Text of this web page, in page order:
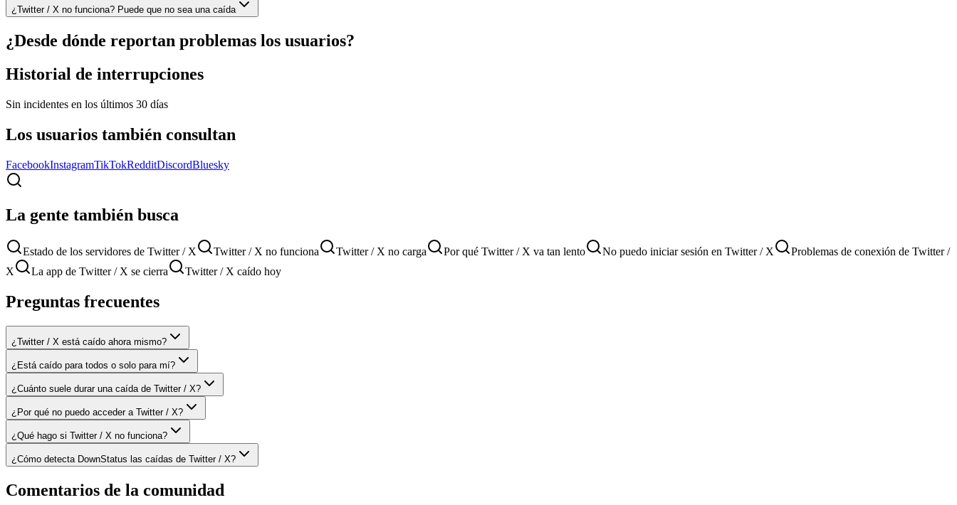
¿Twitter / X no funciona? Puede que no sea una caída
¿Desde dónde reportan problemas los usuarios?
Historial de interrupciones
Sin incidentes en los últimos 30 días
Los usuarios también consultan
FacebookInstagramTikTokRedditDiscordBluesky
La gente también busca
Estado de los servidores de Twitter / X Twitter / X no funciona Twitter / X no carga Por qué Twitter / X va tan lento No puedo iniciar sesión en Twitter / X
Problemas de conexión de Twitter /
X
La app de Twitter / X se cierra Twitter / X caído hoy
Preguntas frecuentes
¿Twitter / X está caído ahora mismo?
¿Está caído para todos o solo para mí?
¿Cuánto suele durar una caída de Twitter / X?
¿Por qué no puedo acceder a Twitter / X?
¿Qué hago si Twitter / X no funciona?
¿Cómo detecta DownStatus las caídas de Twitter / X?
Comentarios de la comunidad